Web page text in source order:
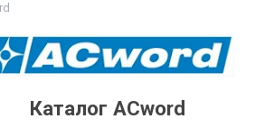
Каталог ACword